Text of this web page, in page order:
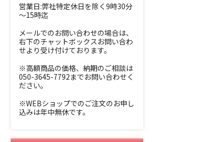
営業日:弊社特定休日を除く9時30分
～15時迄
メールでのお問い合わせの場合は、
右下のチャットボックスお問い合わ
せより受け付けております。
※高額商品の価格、納期のご相談は
050-3645-7792までお問い合わせく
ださい。
※WEBショップでのご注文のお申し
込みは年中無休です。